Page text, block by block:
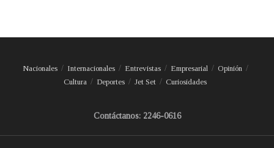
Nacionales Internacionales Entrevistas Empresarial
Opinión
Cultura
Deportes Jet Set Curiosidades
Contáctanos: 2246-0616